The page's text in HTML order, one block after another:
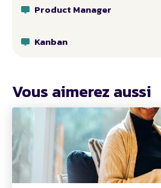
Product Manager
Kanban
Vous aimerez aussi